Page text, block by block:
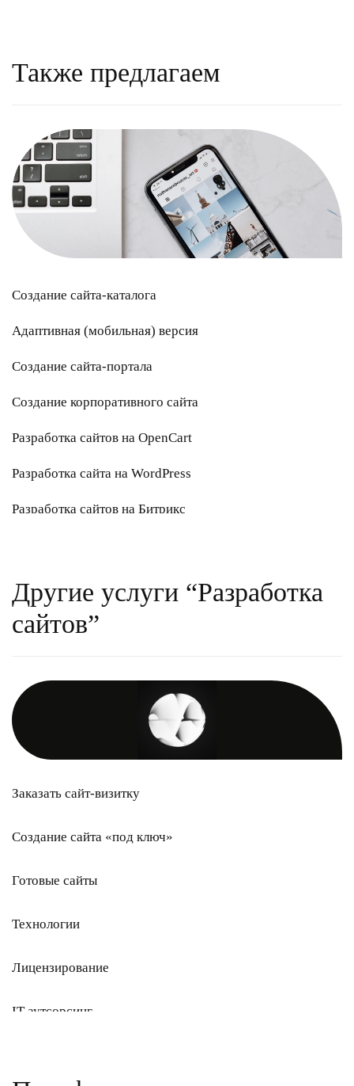
Также предлагаем
Создание сайта-каталога
Адаптивная (мобильная) версия
Создание сайта-портала
Создание корпоративного сайта
Разработка сайтов на ОpenСart
Разработка сайта на WordPress
Разработка сайтов на Битрикс
Модернизация сайта
Создание Лендинга
Разработка сайта на Drupal
Разработка сайта на Wix
Разработка сайтов на Tilda
Разработка информационного сайта
Другие услуги “Разработка
сайтов”
Заказать сайт-визитку
Создание сайта «под ключ»
Готовые сайты
Технологии
Лицензирование
IT-аутсорсинг